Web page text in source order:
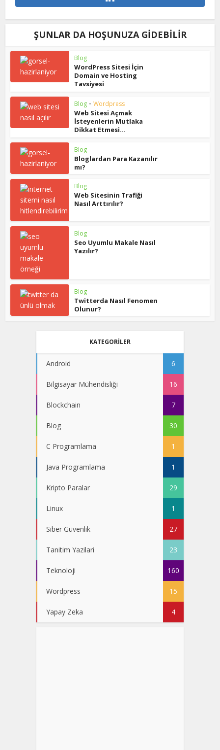
ŞUNLAR DA HOŞUNUZA GIDEBILIR
Blog
WordPress Sitesi İçin
Domain ve Hosting
Tavsiyesi
Blog • Wordpress
Web Sitesi Açmak
İsteyenlerin Mutlaka
Dikkat Etmesi...
Blog
Bloglardan Para Kazanılır
mı?
Blog
Web Sitesinin Trafiği
Nasıl Arttırılır?
Blog
Seo Uyumlu Makale Nasıl
Yazılır?
Blog
Twitterda Nasıl Fenomen
Olunur?
KATEGORİLER
Android 6
Bilgisayar Mühendisliği 16
Blockchain 7
Blog 30
C Programlama 1
Java Programlama 1
Kripto Paralar 29
Linux 1
Siber Güvenlik 27
Tanitim Yazilari 23
Teknoloji 160
Wordpress 15
Yapay Zeka 4